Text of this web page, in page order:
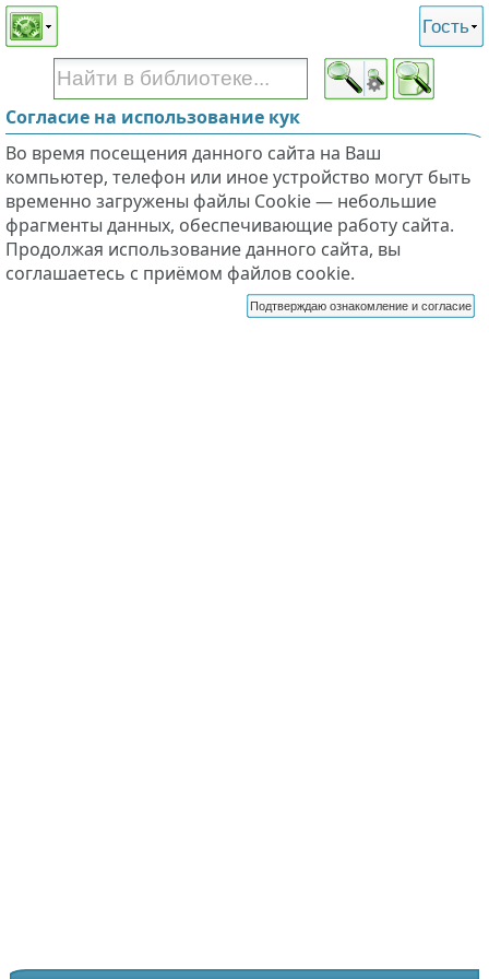
Этот сайт поддерживает
слабовидящих
Гость
Согласие на использование кук
Во время посещения данного сайта на Ваш
компьютер, телефон или иное устройство могут быть
временно загружены файлы Cookie — небольшие
фрагменты данных, обеспечивающие работу сайта.
Продолжая использование данного сайта, вы
соглашаетесь с приёмом файлов cookie.
Подтверждаю ознакомление и согласие